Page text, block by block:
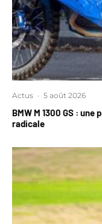
Actus · 5 août 2026
BMW M 1300 GS :
radicale